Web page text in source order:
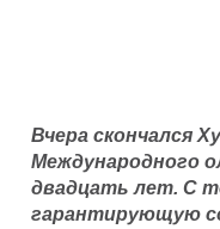
Вчера скончался
Международного
двадцать лет. С
гарантирующую